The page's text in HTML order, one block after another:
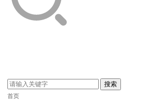
首页